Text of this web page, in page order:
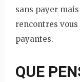
sans payer
rencontres
payantes.
QUE